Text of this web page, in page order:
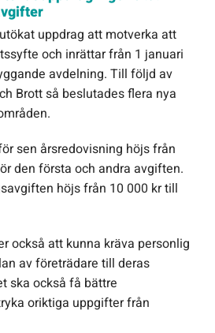
uppdrag att motverka att
och inrättar från 1 januari
avdelning. Till följd av
Brott så beslutades flera nya
sen årsredovisning höjs från
den första och andra avgiften.
höjs från 10 000 kr till
också att kunna kräva personlig
av företrädare till deras
ska också få bättre
oriktiga uppgifter från